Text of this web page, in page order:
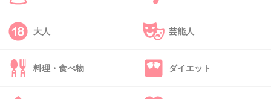
レスだと思った。
+236
大人 芸能人
料理・食べ物 ダイエット